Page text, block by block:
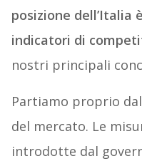
posizione dell’Italia
indicatori di
nostri principali
Partiamo proprio
del mercato. Le
introdotte dal